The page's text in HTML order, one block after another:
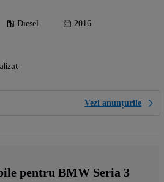
Diesel 2016
Vezi anunțurile
pentru BMW Seria 3